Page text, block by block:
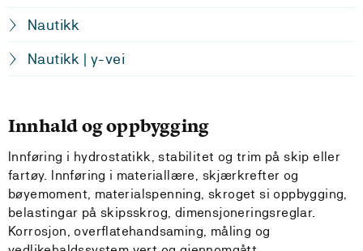
Nautikk
Nautikk | y-vei
Innhald og oppbygging
Innføring i hydrostatikk, stabilitet og trim på skip eller
fartøy. Innføring i materiallære, skjærkrefter og
bøyemoment, materialspenning, skroget si oppbygging,
belastingar på skipsskrog, dimensjoneringsreglar.
Korrosjon, overflatehandsaming, måling og